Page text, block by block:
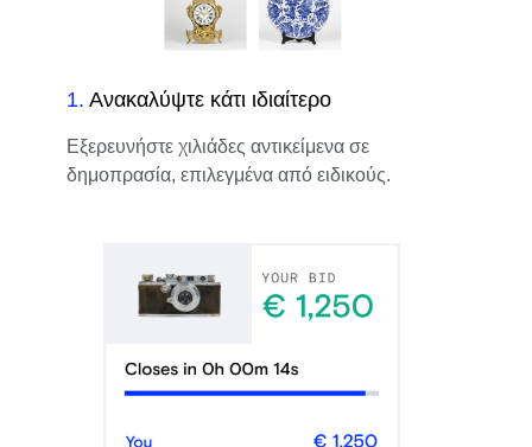
1. Ανακαλύψτε κάτι ιδιαίτερο
Εξερευνήστε χιλιάδες αντικείμενα σε
δημοπρασία, επιλεγμένα από ειδικούς.